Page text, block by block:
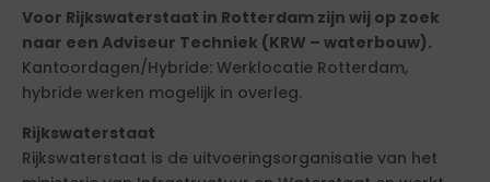
Voor Rijkswaterstaat in Rotterdam zijn wij op zoek
naar een Adviseur Techniek (KRW – waterbouw).
Kantoordagen/Hybride: Werklocatie Rotterdam,
hybride werken mogelijk in overleg.
Rijkswaterstaat
Rijkswaterstaat is de uitvoeringsorganisatie van het